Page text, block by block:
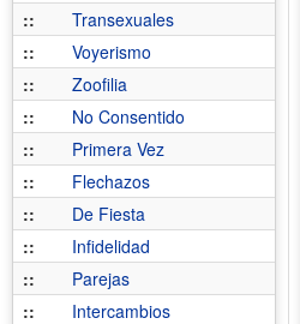
::
Transexuales
::
Voyerismo
::
Zoofilia
::
No Consentido
::
Primera Vez
::
Flechazos
::
De Fiesta
::
Infidelidad
::
Parejas
::
Intercambios